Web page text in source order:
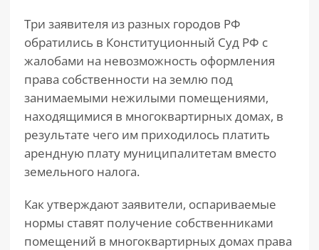
Три заявителя из разных городов РФ
обратились в Конституционный Суд РФ с
жалобами на невозможность оформления
права собственности на землю под
занимаемыми нежилыми помещениями,
находящимися в многоквартирных домах, в
результате чего им приходилось платить
арендную плату муниципалитетам вместо
земельного налога.
Как утверждают заявители, оспариваемые
нормы ставят получение собственниками
помещений в многоквартирных домах права